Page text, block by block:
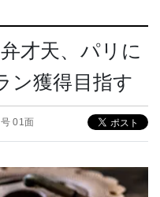
才天、パリに
獲得目指す
01面